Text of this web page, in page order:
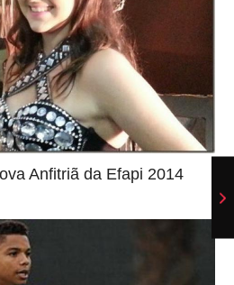
Anfitriã da Efapi 2014